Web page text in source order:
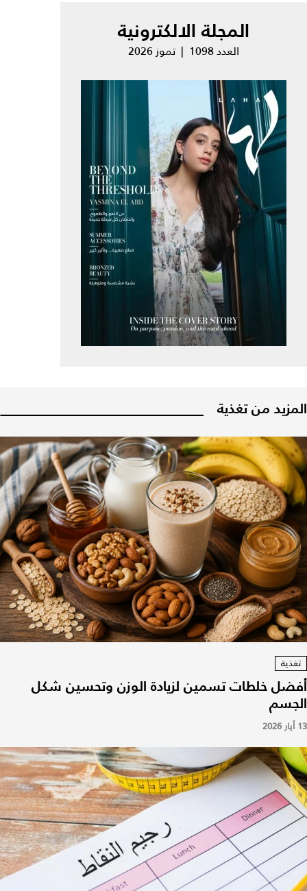
المجلة الالكترونية
العدد 1098 | تموز 2026
المزيد من تغذية
تغذية
أفضل خلطات تسمين لزيادة الوزن وتحسين شكل
الجسم
13 أيار 2026